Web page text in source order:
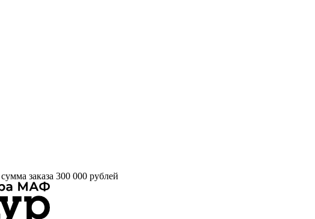
заказа 300 000 рублей